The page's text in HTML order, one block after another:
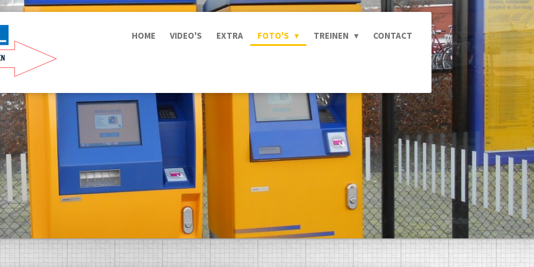
HOME VIDEO'S EXTRA FOTO'S TREINEN CONTACT